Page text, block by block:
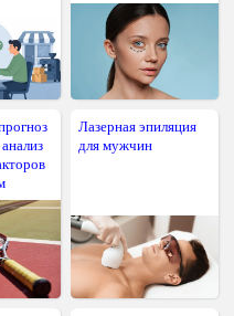
Лазерная эпиляция
для мужчин